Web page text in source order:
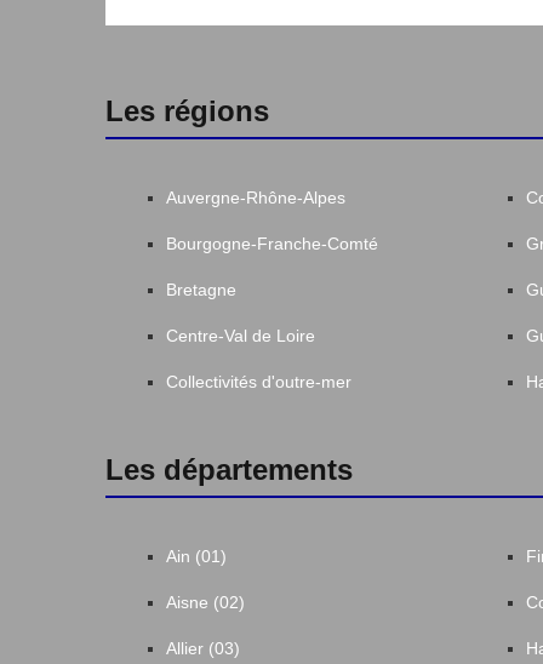
Les régions
Auvergne-Rhône-Alpes
Bourgogne-Franche-Comté
Bretagne
Centre-Val de Loire
Collectivités d'outre-mer
Les départements
Ain (01)
Aisne (02)
Allier (03)